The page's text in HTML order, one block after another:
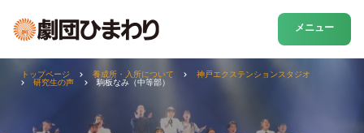
メニュー
トップページ 養成所・入所について
神戸エクステンションスタジオ
研究生の声
駒板なみ（中等部）